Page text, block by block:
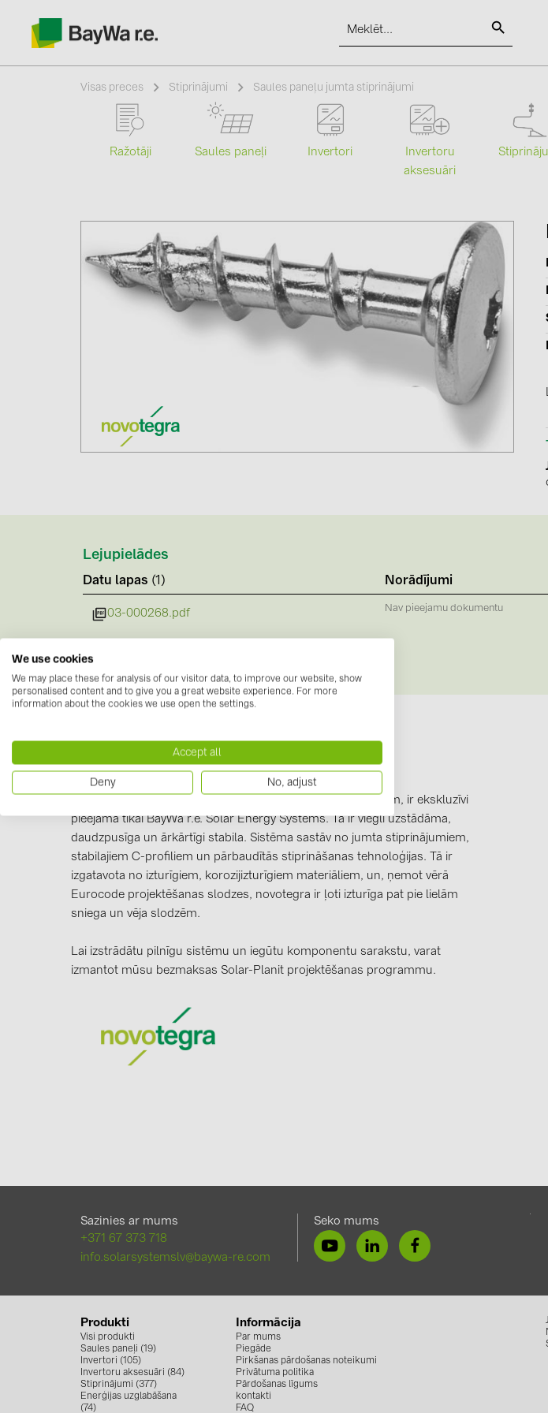
SOLAR-PLANIT
Produkti
Jaunumi
Katalogi
kontakti
Kategorijas
Saules paneļi (19)
Invertoru aksesuāri (84)
Enerģijas uzglabāšana (74)
E-Mobilitāte (19)
Instalācijas (87)
Visas preces Stiprinājumi Saules paneļu jumta stiprinājumi
Ražotāji Saules paneļi Invertori
Invertoru
aksesuāri
Lejupielādes
Datu lapas (1)
03-000268.pdf
Norādījumi
Nav pieejamu dokumentu
Informācija par ražotāju
Mūsu novotegra montāžas sistēma, ar tās izcilajām īpašībām, ir ekskluzīvi
pieejama tikai BayWa r.e. Solar Energy Systems. Tā ir viegli uzstādāma,
daudzpusīga un ārkārtīgi stabila. Sistēma sastāv no jumta stiprinājumiem,
stabilajiem C-profiliem un pārbaudītās stiprināšanas tehnoloģijas. Tā ir
izgatavota no izturīgiem, korozijizturīgiem materiāliem, un, ņemot vērā
Eurocode projektēšanas slodzes, novotegra ir ļoti izturīga pat pie lielām
sniega un vēja slodzēm.
Lai izstrādātu pilnīgu sistēmu un iegūtu komponentu sarakstu, varat
izmantot mūsu bezmaksas Solar-Planit projektēšanas programmu.
Sazinies ar mums
+371 67 373 718
info.solarsystemslv@baywa-re.com
Seko mums
Produkti
Visi produkti
Saules paneļi (19)
Invertori (105)
Invertoru aksesuāri (84)
Stiprinājumi (377)
Enerģijas uzglabāšana
(74)
Informācija
Par mums
Piegāde
Pirkšanas pārdošanas noteikumi
Privātuma politika
Pārdošanas līgums
kontakti
FAQ
We use cookies
We may place these for analysis of our visitor data, to improve our website, show
personalised content and to give you a great website experience. For more
information about the cookies we use open the settings.
Accept all
Deny No, adjust